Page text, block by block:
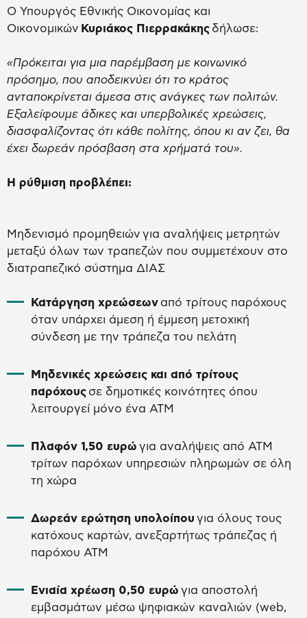
Ο Υπουργός Εθνικής Οικονομίας και
Οικονομικών Κυριάκος Πιερρακάκης δήλωσε:
«Πρόκειται για μια παρέμβαση με κοινωνικό
πρόσημο, που αποδεικνύει ότι το κράτος
ανταποκρίνεται άμεσα στις ανάγκες των πολιτών.
Εξαλείφουμε άδικες και υπερβολικές χρεώσεις,
διασφαλίζοντας ότι κάθε πολίτης, όπου κι αν ζει, θα
έχει δωρεάν πρόσβαση στα χρήματά του».
Η ρύθμιση προβλέπει:
Μηδενισμό προμηθειών για αναλήψεις μετρητών
μεταξύ όλων των τραπεζών που συμμετέχουν στο
διατραπεζικό σύστημα ΔΙΑΣ
Κατάργηση χρεώσεων από τρίτους παρόχους
όταν υπάρχει άμεση ή έμμεση μετοχική
σύνδεση με την τράπεζα του πελάτη
Μηδενικές χρεώσεις και από τρίτους
παρόχους σε δημοτικές κοινότητες όπου
λειτουργεί μόνο ένα ΑΤΜ
Πλαφόν 1,50 ευρώ για αναλήψεις από ΑΤΜ
τρίτων παρόχων υπηρεσιών πληρωμών σε όλη
τη χώρα
Δωρεάν ερώτηση υπολοίπου για όλους τους
κατόχους καρτών, ανεξαρτήτως τράπεζας ή
παρόχου ΑΤΜ
Ενιαία χρέωση 0,50 ευρώ για αποστολή
εμβασμάτων μέσω ψηφιακών καναλιών (web,